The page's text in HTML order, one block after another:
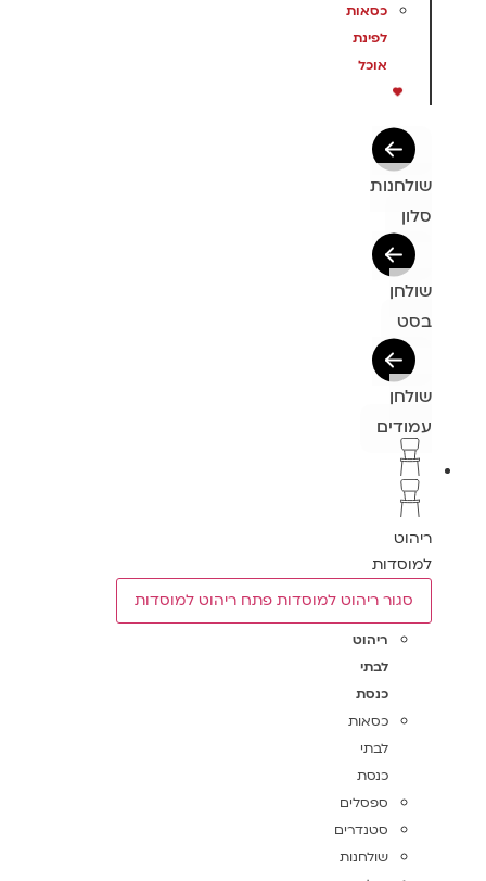
כסאות
לפינת
אוכל
שולחנות
סלון
שולחן
בסט
שולחן
עמודים
ריהוט
למוסדות
סגור ריהוט למוסדות פתח ריהוט למוסדות
ריהוט
לבתי
כנסת
כסאות
לבתי
כנסת
ספסלים
סטנדרים
שולחנות